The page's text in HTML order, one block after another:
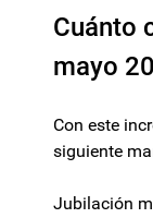
Cuánto
mayo
Con este
siguiente
Jubilación